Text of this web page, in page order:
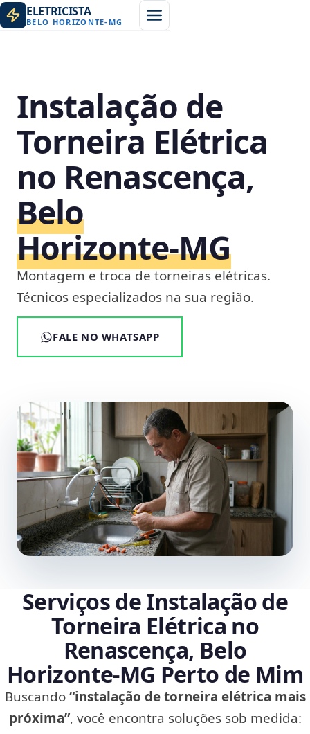
ELETRICISTA
BELO HORIZONTE- MG
Instalação de
Torneira Elétrica
no Renascença,
Belo
Horizonte‑MG
Montagem e troca de torneiras elétricas.
Técnicos especializados na sua região.
FALE NO WHATSAPP
Serviços de Instalação de
Torneira Elétrica no
Renascença, Belo
Horizonte‑MG Perto de Mim
Buscando“instalação de torneira elétrica mais
próxima”, você encontra soluções sob medida: